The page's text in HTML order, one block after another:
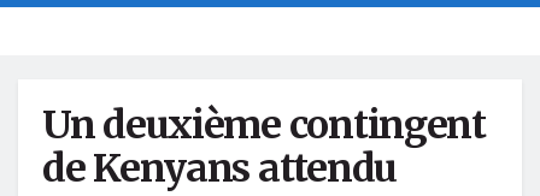
Un deuxième contingent
de Kenyans attendu